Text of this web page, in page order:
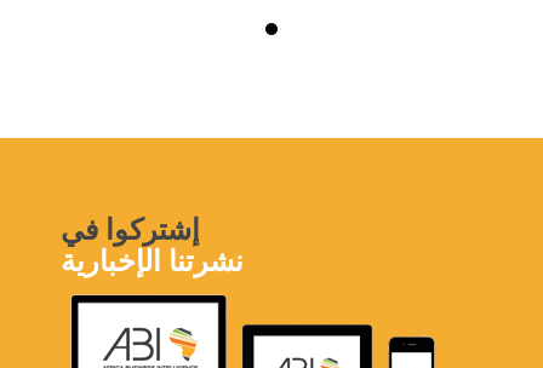
إشتركوا في
نشرتنا الإخبارية